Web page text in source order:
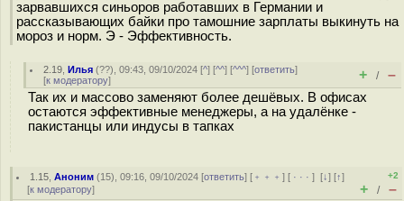
зарвавшихся синьоров работавших в Германии и
рассказывающих байки про тамошние зарплаты выкинуть на
мороз и норм. Э - Эффективность.
2.19 ,Илья (??), 09:43, 09/10/2024 [^] [^^] [^^^] [ответить]
[к модератору] + / –
Так их и массово заменяют более дешёвых. В офисах
остаются эффективные менеджеры, а на удалёнке -
пакистанцы или индусы в тапках
1.15 ,Аноним (15), 09:16, 09/10/2024 [ответить] [ ﹢﹢﹢] [ · · ·][↓] [↑]
[к модератору]
+2
+ / –